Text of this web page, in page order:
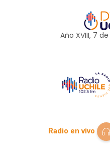
Año XVIII, 7 de
Radio en vivo